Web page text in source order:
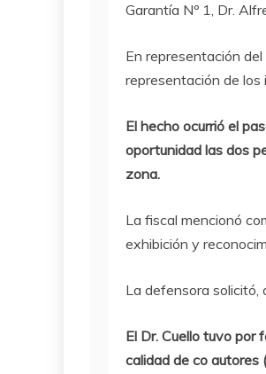
Garantía Nº 1, Dr.
En representación
representación de los
El hecho ocurrió el
oportunidad las dos
zona.
La fiscal mencionó
exhibición y
La defensora solicitó,
El Dr. Cuello tuvo por
calidad de co autores